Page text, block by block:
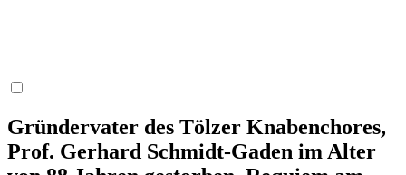
Gründervater des Tölzer Knabenchores,
Prof. Gerhard Schmidt-Gaden im Alter